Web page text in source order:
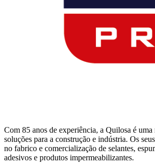
Com 85 anos de experiência, a Quilosa é uma
soluções para a construção e indústria. Os
no fabrico e comercialização de selantes,
adesivos e produtos impermeabilizantes.